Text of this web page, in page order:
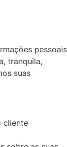
pessoais
tranquila,
suas
cliente